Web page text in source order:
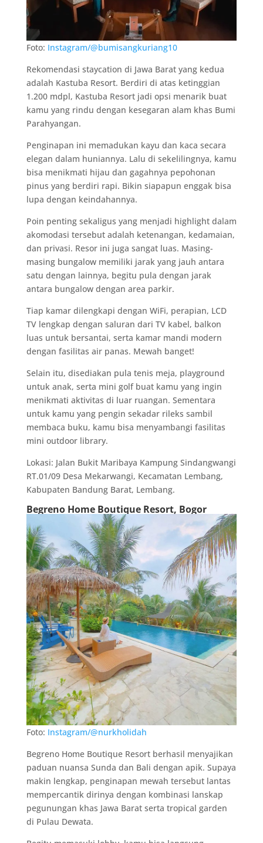
Foto: Instagram/@bumisangkuriang10
Rekomendasi staycation di Jawa Barat yang kedua
adalah Kastuba Resort. Berdiri di atas ketinggian
1.200 mdpl, Kastuba Resort jadi opsi menarik buat
kamu yang rindu dengan kesegaran alam khas Bumi
Parahyangan.
Penginapan ini memadukan kayu dan kaca secara
elegan dalam huniannya. Lalu di sekelilingnya, kamu
bisa menikmati hijau dan gagahnya pepohonan
pinus yang berdiri rapi. Bikin siapapun enggak bisa
lupa dengan keindahannya.
Poin penting sekaligus yang menjadi highlight dalam
akomodasi tersebut adalah ketenangan, kedamaian,
dan privasi. Resor ini juga sangat luas. Masing-
masing bungalow memiliki jarak yang jauh antara
satu dengan lainnya, begitu pula dengan jarak
antara bungalow dengan area parkir.
Tiap kamar dilengkapi dengan WiFi, perapian, LCD
TV lengkap dengan saluran dari TV kabel, balkon
luas untuk bersantai, serta kamar mandi modern
dengan fasilitas air panas. Mewah banget!
Selain itu, disediakan pula tenis meja, playground
untuk anak, serta mini golf buat kamu yang ingin
menikmati aktivitas di luar ruangan. Sementara
untuk kamu yang pengin sekadar rileks sambil
membaca buku, kamu bisa menyambangi fasilitas
mini outdoor library.
Lokasi: Jalan Bukit Maribaya Kampung Sindangwangi
RT.01/09 Desa Mekarwangi, Kecamatan Lembang,
Kabupaten Bandung Barat, Lembang.
Begreno Home Boutique Resort, Bogor
Foto: Instagram/@nurkholidah
Begreno Home Boutique Resort berhasil menyajikan
paduan nuansa Sunda dan Bali dengan apik. Supaya
makin lengkap, penginapan mewah tersebut lantas
mempercantik dirinya dengan kombinasi lanskap
pegunungan khas Jawa Barat serta tropical garden
di Pulau Dewata.